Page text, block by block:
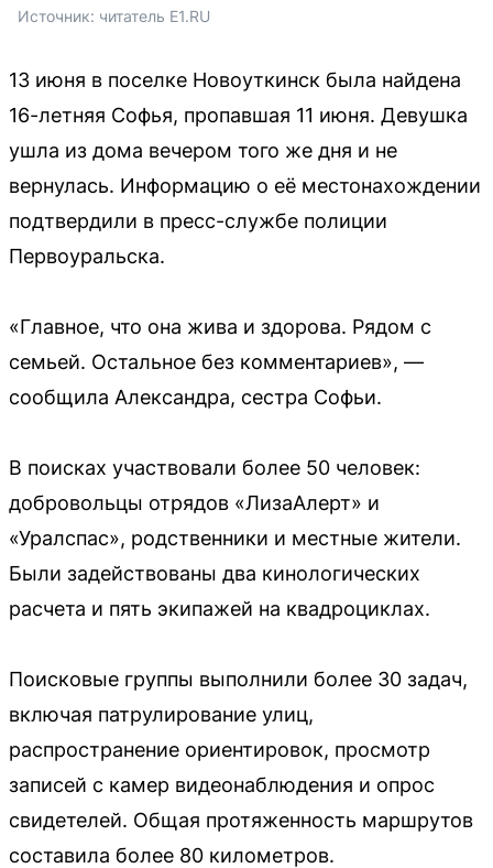
Источник: читатель E1.RU
13 июня в поселке Новоуткинск была найдена
16-летняя Софья, пропавшая 11 июня. Девушка
ушла из дома вечером того же дня и не
вернулась. Информацию о её местонахождении
подтвердили в пресс-службе полиции
Первоуральска.
«Главное, что она жива и здорова. Рядом с
семьей. Остальное без комментариев», —
сообщила Александра, сестра Софьи.
В поисках участвовали более 50 человек:
добровольцы отрядов «ЛизаАлерт» и
«Уралспас», родственники и местные жители.
Были задействованы два кинологических
расчета и пять экипажей на квадроциклах.
Поисковые группы выполнили более 30 задач,
включая патрулирование улиц,
распространение ориентировок, просмотр
записей с камер видеонаблюдения и опрос
свидетелей. Общая протяженность маршрутов
составила более 80 километров.